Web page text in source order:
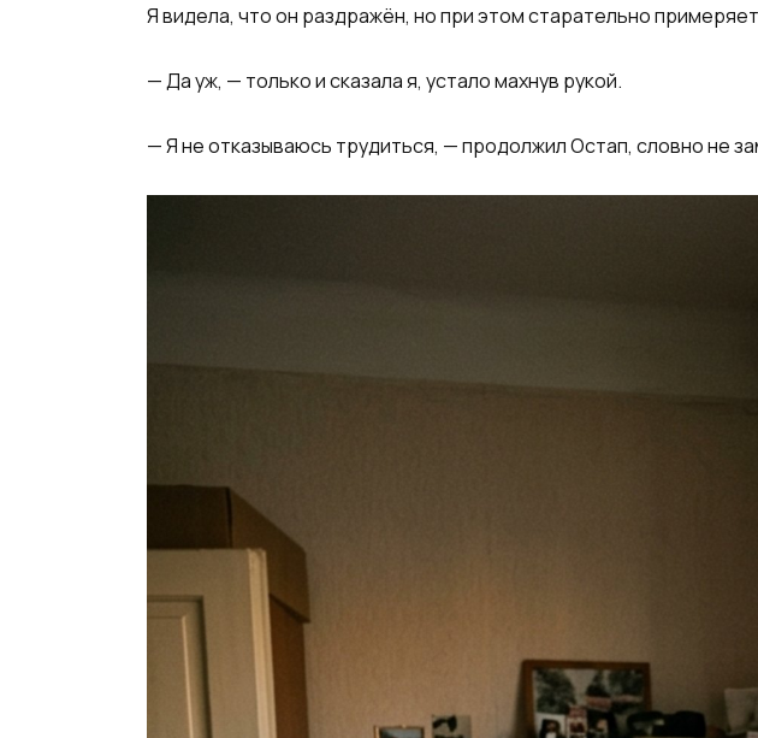
Я видела, что он раздражён, но при этом старательно
— Да уж, — только и сказала я, устало махнув рукой.
— Я не отказываюсь трудиться, — продолжил Остап, словно не